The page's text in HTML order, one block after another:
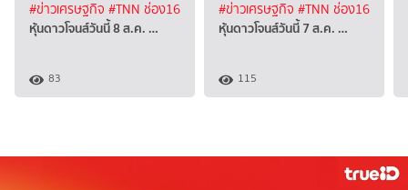
#ข่าวเศรษฐกิจ #TNN ช่อง16
หุ้นดาวโจนส์วันนี้ 8 ส.ค. …
83
#ข่าวเศรษฐกิจ #TNN ช่อง16
หุ้นดาวโจนส์วันนี้ 7 ส.ค. …
115